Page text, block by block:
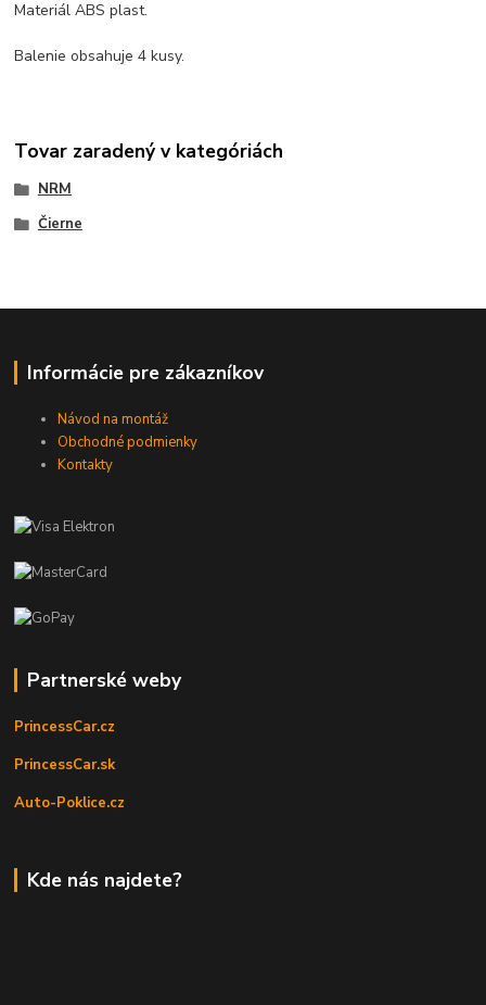
Materiál ABS plast.
Balenie obsahuje 4kusy.
Tovar zaradený v kategóriách
NRM
Čierne
Informácie pre zákazníkov
Návod na montáž
Obchodné podmienky
Kontakty
Partnerské weby
PrincessCar.cz
PrincessCar.sk
Auto-Poklice.cz
Kde nás najdete?